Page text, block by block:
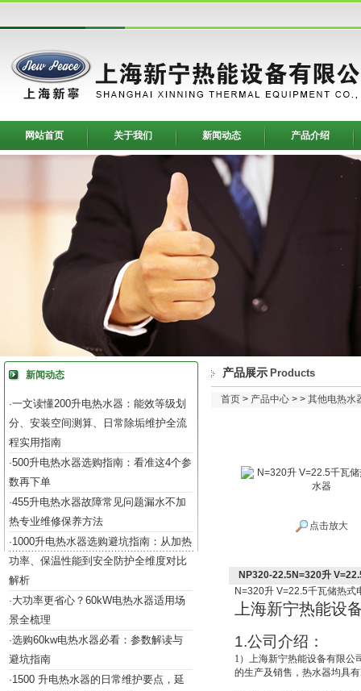
网站首页 关于我们 新闻动态 产品介绍
新闻动态
·一文读懂200升电热水器：能效等级划
分、安装空间测算、日常除垢维护全流
程实用指南
·500升电热水器选购指南：看准这4个参
数再下单
·455升电热水器故障常见问题漏水不加
热专业维修保养方法
·1000升电热水器选购避坑指南：从加热
功率、保温性能到安全防护全维度对比
解析
·大功率更省心？60kW电热水器适用场
景全梳理
·选购60kw电热水器必看：参数解读与
避坑指南
·1500 升电热水器的日常维护要点，延
产品展示 Products
首页 > 产品中心 > > 其他电热水
点击放大
NP320-22.5N=320升
N=320升 V=22.5千瓦储热式
上海新宁热能设
1.公司介绍：
1 ）上海新宁热能设备有限公
的生产及销售，热水器均具